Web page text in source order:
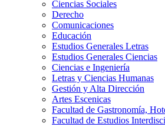
Ciencias Sociales
Derecho
Comunicaciones
Educación
Estudios Generales Letras
Estudios Generales Ciencias
Ciencias e Ingeniería
Letras y Ciencias Humanas
Gestión y Alta Dirección
Artes Escenicas
Facultad de Gastronomía,
Facultad de Estudios